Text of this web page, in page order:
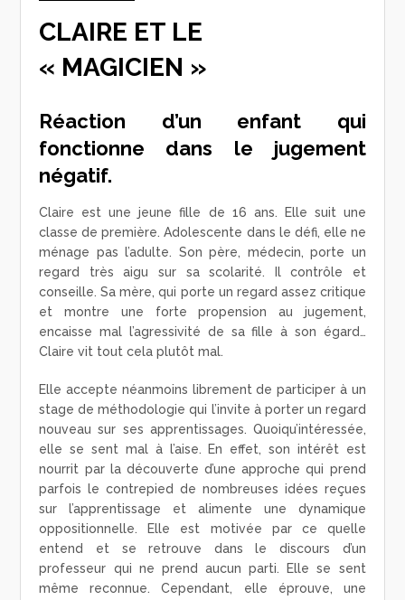
CLAIRE ET LE
« MAGICIEN »
Réaction d’un enfant qui
fonctionne dans le jugement
négatif.
Claire est une jeune fille de 16 ans. Elle suit une
classe de première. Adolescente dans le défi, elle ne
ménage pas l’adulte. Son père, médecin, porte un
regard très aigu sur sa scolarité. Il contrôle et
conseille. Sa mère, qui porte un regard assez critique
et montre une forte propension au jugement,
encaisse mal l’agressivité de sa fille à son égard…
Claire vit tout cela plutôt mal.
Elle accepte néanmoins librement de participer à un
stage de méthodologie qui l’invite à porter un regard
nouveau sur ses apprentissages. Quoiqu’intéressée,
elle se sent mal à l’aise. En effet, son intérêt est
nourrit par la découverte d’une approche qui prend
parfois le contrepied de nombreuses idées reçues
sur l’apprentissage et alimente une dynamique
oppositionnelle. Elle est motivée par ce quelle
entend et se retrouve dans le discours d’un
professeur qui ne prend aucun parti. Elle se sent
même reconnue. Cependant, elle éprouve, une